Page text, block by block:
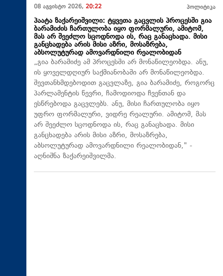
08 აგვისტო 2026, 20:22 პოლიტიკა
პაატა ზაქარეიშვილი: ტყვეთა გაცვლის პროცესში გია
ბარამიძის ჩართულობა იყო ფორმალური, ამიტომ,
მას არ შეეძლო სცოდნოდა ის, რაც განაცხადა. მისი
განცხადება არის მისი აზრი, მოსაზრება,
აბსოლუტურად ამოვარდნილი რეალობიდან
„გია ბარამიძე ამ პროცესში არ მონაწილეობდა. ანუ,
ის ყოველდღიურ საქმიანობაში არ მონაწილეობდა.
შევთანხმდებოდით გაცვლაზე, გია ბარამიძე, როგორც
პარლამენტის წევრი, ჩამოდიოდა ჩვენთან და
ესწრებოდა გაცვლებს. ანუ, მისი ჩართულობა იყო
უფრო ფორმალური, ვიდრე რეალური. ამიტომ, მას
არ შეეძლო სცოდნოდა ის, რაც განაცხადა. მისი
განცხადება არის მისი აზრი, მოსაზრება,
აბსოლუტურად ამოვარდნილი რეალობიდან," -
აღნიშნა ზაქარეიშვილმა.